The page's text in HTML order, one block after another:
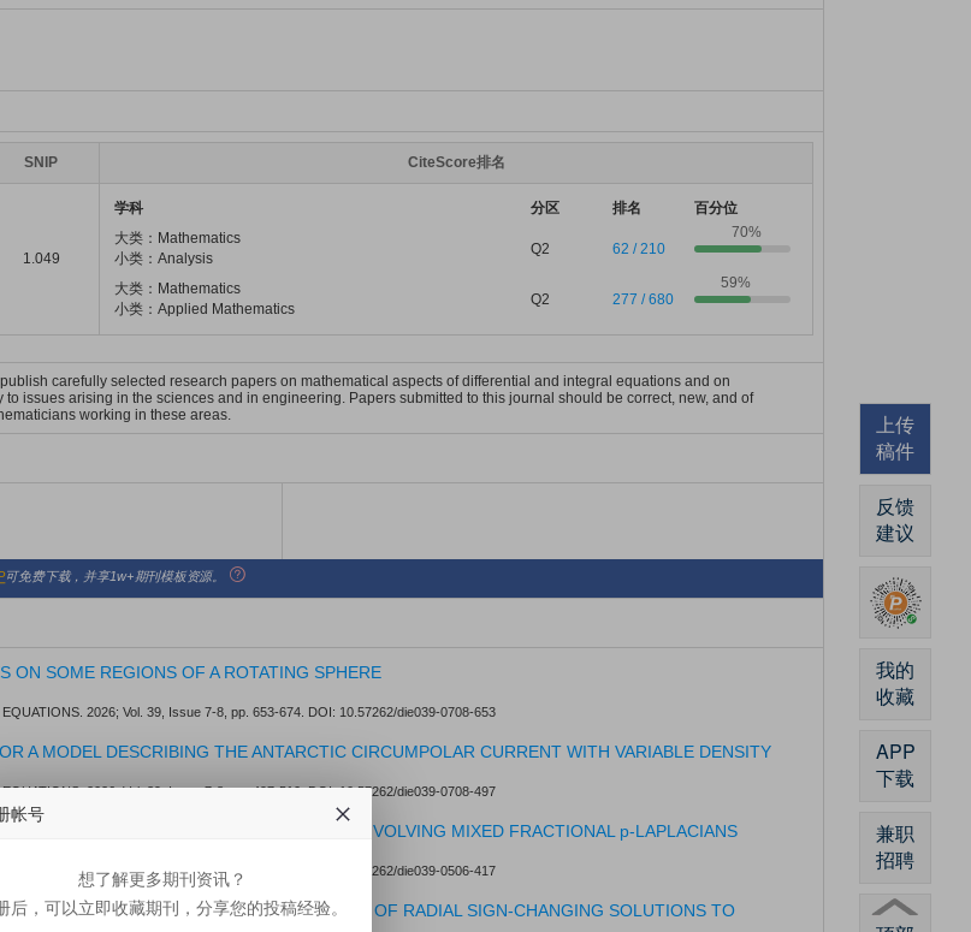
SNIP CiteScore排名
1.049
学科 分区 排名
百分位
大类：Mathematics
小类：Analysis
Q2 62 / 210
70%
大类：Mathematics
小类：Applied Mathematics
Q2 277 / 680
59%
carefully selected research papers on mathematical aspects of differential and integral equations and on
issues arising in the sciences and in engineering. Papers submitted to this journal should be correct, new, and of
working in these areas.
可免费下载，并享1w+期刊模板资源。
ON SOME REGIONS OF A ROTATING SPHERE
2026; Vol. 39, Issue 7-8, pp. 653-674. DOI: 10.57262/die039-0708-653
A MODEL DESCRIBING THE ANTARCTIC CIRCUMPOLAR CURRENT WITH VARIABLE DENSITY
2026; Vol. 39, Issue 7-8, pp. 497-510. DOI: 10.57262/die039-0708-497
A NONLINEAR SCHRODINGER EQUATION INVOLVING MIXED FRACTIONAL p-LAPLACIANS
2026; Vol. 39, Issue 5-6, pp. 417-452. DOI: 10.57262/die039-0506-417
AND BIFURCATION PHENOMENA OF RADIAL SIGN-CHANGING SOLUTIONS TO
上传
稿件
反馈
建议
我的
收藏
APP
下载
兼职
招聘
帐号
想了解更多期刊资讯？
后，可以立即收藏期刊，分享您的投稿经验。